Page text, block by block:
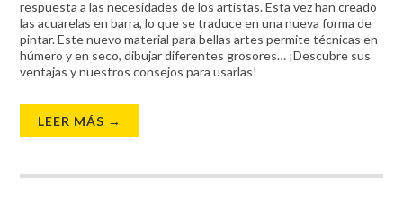
respuesta a las necesidades de los artistas. Esta vez han creado
las acuarelas en barra, lo que se traduce en una nueva forma de
pintar. Este nuevo material para bellas artes permite técnicas en
húmero y en seco, dibujar diferentes grosores… ¡Descubre sus
ventajas y nuestros consejos para usarlas!
LEER MÁS →